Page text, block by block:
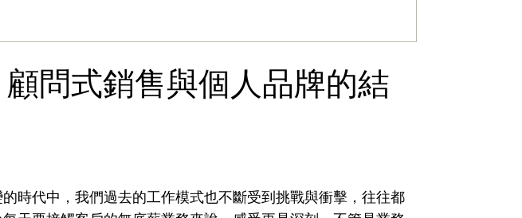
顧問式銷售與個人品牌的結
時代中，我們過去的工作模式也不斷受到挑戰與衝擊，往往都